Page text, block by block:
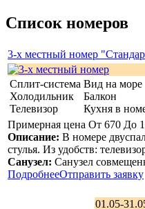
фен, wi-fi интернет, эл.
Столовая.
Услуги для гостей
Парковка;
Wi-fi интернет
отеля;
Бассейн;
Круглосуточная
Список номеров
3-х местный номер
Сплит-система
Холодильник
Телевизор
Вид на море
Балкон
Кухня в
Примерная цена От 670 До
Описание: В номере
стулья. Из удобств:
Санузел: Санузел
ПодробнееОтправить заявку
01.05-